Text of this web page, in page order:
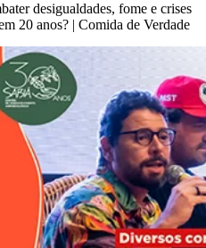
desigualdades, fome e crises
20 anos? | Comida de Verdade